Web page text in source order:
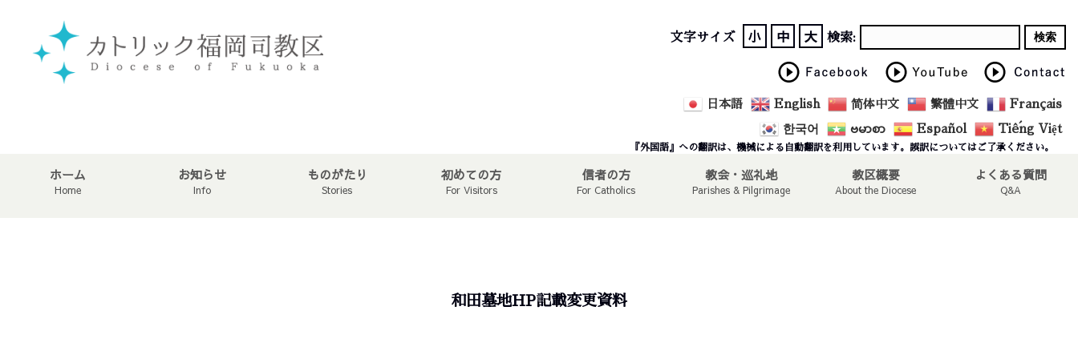
文字サイズ 小 中 大 検索:
日本語 English 简体中文 繁體中文 Français
한국어 ဗမာစာ Español Tiếng Việt
『外国語』への翻訳は、機械による自動翻訳を利用しています。誤訳についてはご了承ください。
ホーム
Home
お知らせ
Info
ものがたり
Stories
初めての方
For Visitors
信者の方
For Catholics
教会・巡礼地
Parishes & Pilgrimage
教区概要
About the Diocese
よくある質問
Q&A
和田墓地HP記載変更資料